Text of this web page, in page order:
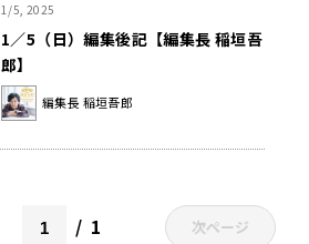
1/5, 2025
1／5（日）編集後記【編集長 稲垣吾
郎】
編集長 稲垣吾郎
1 次ページ